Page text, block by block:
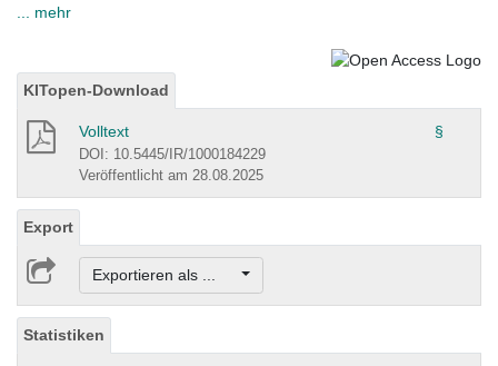
... mehr
KITopen-Download
Volltext §
DOI: 10.5445/IR/1000184229
Veröffentlicht am 28.08.2025
Export
Exportieren als ...
Statistiken